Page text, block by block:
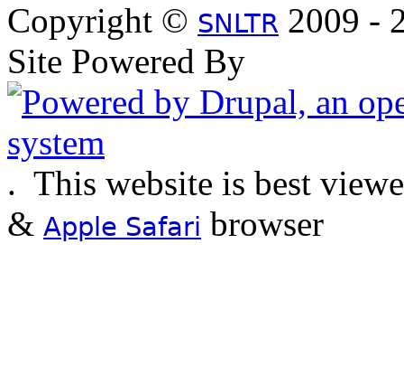
Copyright © SNLTR 2009 -
Site Powered By
. This website is best
& Apple Safari browser